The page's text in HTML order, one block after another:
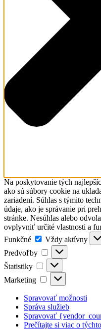
Na poskytovanie tých
ako sú súbory cookie na
zariadení. Súhlas s týmito
údaje, ako je správanie pri
stránke. Nesúhlas alebo
ovplyvniť určité vlastnosti a
Funkčné
Funkčné
Vždy aktívny
Predvoľby
Predvoľby
Štatistiky Štatistiky
Marketing Marketing
Spravovať možnosti
Správa služieb
Spravovať
Prečítajte si viac o